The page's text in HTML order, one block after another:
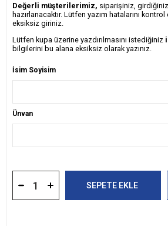
Değerli müşterilerimiz, siparişiniz,
hazırlanacaktır. Lütfen yazım hatalarını
eksiksiz giriniz.
Lütfen kupa üzerine yazdırılmasını istediğiniz
bilgilerini bu alana eksiksiz olarak yazınız.
İsim Soyisim
Ünvan